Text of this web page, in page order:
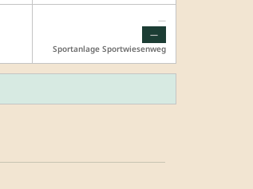
—
—
Sportanlage Sportwiesenweg